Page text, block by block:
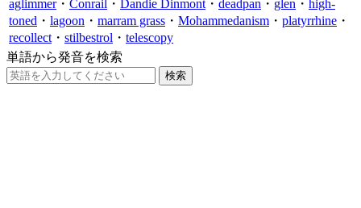
aglimmer・ Conrail ・ Dandie Dinmont ・ deadpan ・ glen ・ high-
toned ・ lagoon ・ marram grass ・ Mohammedanism ・ platyrrhine ・
recollect ・ stilbestrol ・ telescopy
単語から発音を検索